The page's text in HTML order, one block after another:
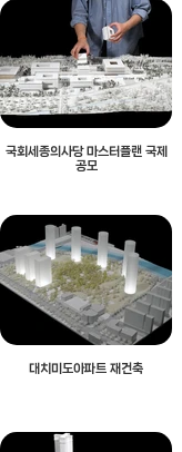
국회세종의사당 마스터플랜 국제
공모
대치미도아파트 재건축